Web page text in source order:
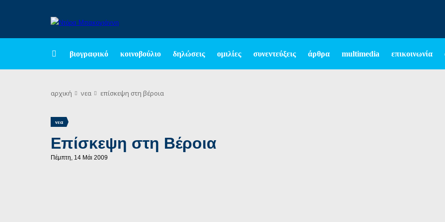
βιογραφικό κοινοβούλιο δηλώσεις ομιλίες συνεντεύξεις άρθρα multimedia επικοινωνία
αρχική νεα επίσκεψη στη βέροια
νεα
Επίσκεψη στη Βέροια
Πέμπτη, 14 Μάι 2009